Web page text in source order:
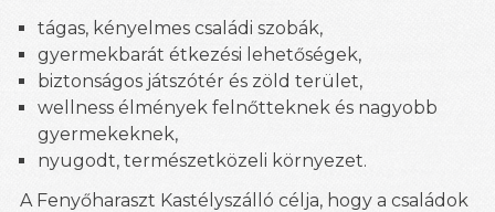
tágas, kényelmes családi szobák,
gyermekbarát étkezési lehetőségek,
biztonságos játszótér és zöld terület,
wellness élmények felnőtteknek és nagyobb
gyermekeknek,
nyugodt, természetközeli környezet.
A Fenyőharaszt Kastélyszálló célja, hogy a családok